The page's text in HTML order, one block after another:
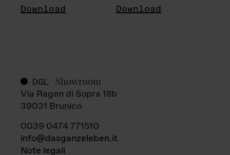
Download Download
DGL Showroom
Via Ragen di Sopra 18b
39031 Brunico
0039 0474 771510
info@dasganzeleben.it
Note legali